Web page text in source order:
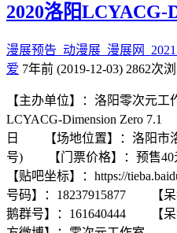
2020洛阳LCYACG-
漫展预告_动漫展_漫展网
爱 7年前 (2019-12-03) 2862次
【主办单位】：洛阳零次元
LCYACG-Dimension Zero
日 【场地位置】：洛阳市
号) 【门票价格】：预售
【贴吧坐标】：https://
号码】：18237915877 【
鹅群号】：161640444 【